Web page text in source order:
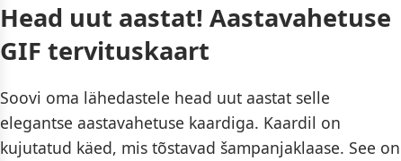
Head uut aastat! Aastavahetuse
GIF tervituskaart
Soovi oma lähedastele head uut aastat selle
elegantse aastavahetuse kaardiga. Kaardil on
kujutatud käed, mis tõstavad šampanjaklaase. See on